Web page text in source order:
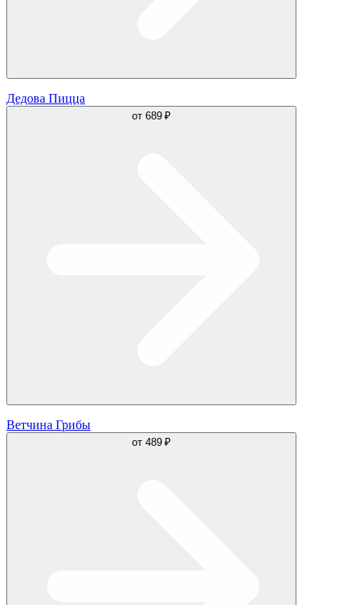
Дедова Пицца
от 689 ₽
Ветчина Грибы
от 489 ₽